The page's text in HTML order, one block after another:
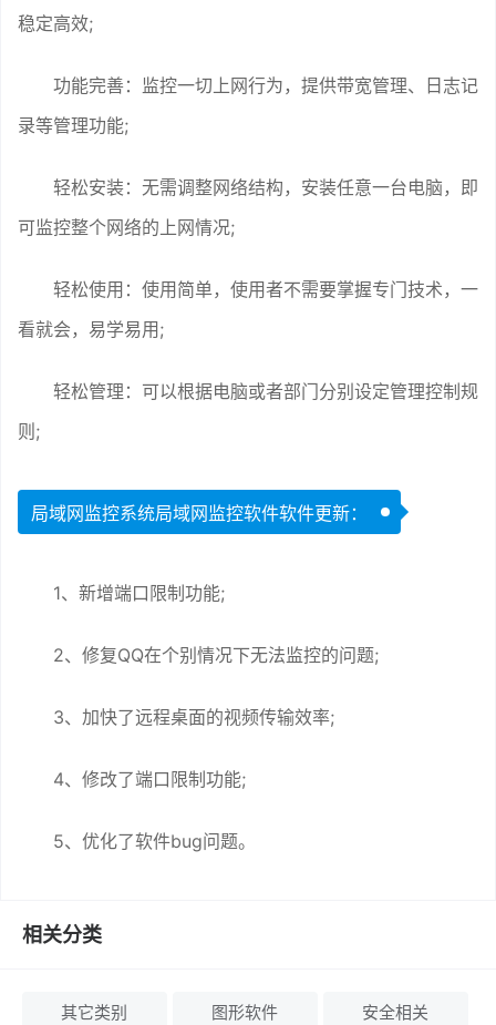
稳定高效;
功能完善：监控一切上网行为，提供带宽管理、日志记
录等管理功能;
轻松安装：无需调整网络结构，安装任意一台电脑，即
可监控整个网络的上网情况;
轻松使用：使用简单，使用者不需要掌握专门技术，一
看就会，易学易用;
轻松管理：可以根据电脑或者部门分别设定管理控制规
则;
局域网监控系统局域网监控软件软件更新：
1、新增端口限制功能;
2、修复QQ在个别情况下无法监控的问题;
3、加快了远程桌面的视频传输效率;
4、修改了端口限制功能;
5、优化了软件bug问题。
相关分类
其它类别 图形软件 安全相关